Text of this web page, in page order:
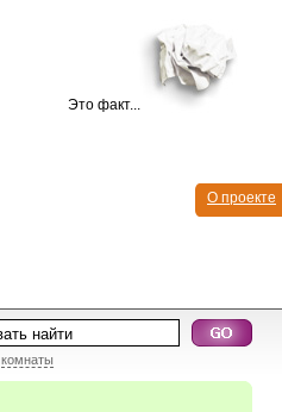
О проекте
Это факт...
комнаты